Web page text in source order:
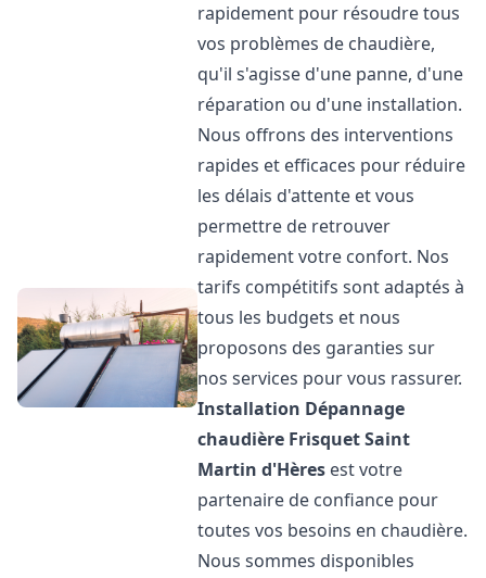
rapidement pour résoudre tous
vos problèmes de chaudière,
qu'il s'agisse d'une panne, d'une
réparation ou d'une installation.
Nous offrons des interventions
rapides et efficaces pour réduire
les délais d'attente et vous
permettre de retrouver
rapidement votre confort. Nos
tarifs compétitifs sont adaptés à
tous les budgets et nous
proposons des garanties sur
nos services pour vous rassurer.
Installation Dépannage
chaudière FrisquetSaint
Martin d'Hères est votre
partenaire de confiance pour
toutes vos besoins en chaudière.
Nous sommes disponibles